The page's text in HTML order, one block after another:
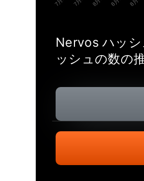
Nervos ハッ
ッシュの数の